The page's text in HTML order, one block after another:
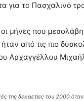
για το Πασχαλινό
οι μήνες που
από τις πιο
Αρχαγγέλλου
της δεκαετίες του 2000